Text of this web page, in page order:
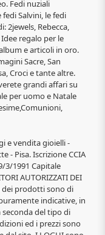
Fedi nuziali
Salvini, le fedi
2jewels, Rebecca,
regalo per le
e articoli in oro.
Sacre, San
Croci e tante altre.
grandi affari su
per uomo e Natale
e vendita gioielli -
- Pisa. Iscrizione CCIA
3/1991 Capitale
AUTORIZZATI DEI
dei prodotti sono di
indicative, in
del tipo di
ed i prezzi sono